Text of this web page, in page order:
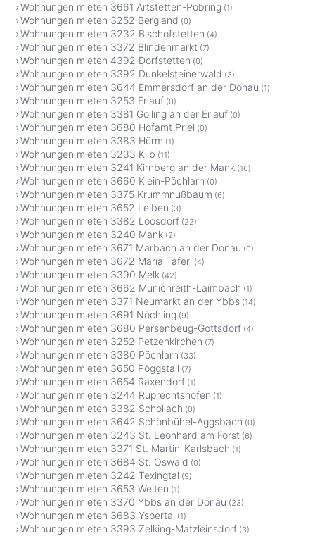
Wohnungen mieten 3661 Artstetten-Pöbring (1)
Wohnungen mieten 3252 Bergland (0)
Wohnungen mieten 3232 Bischofstetten (4)
Wohnungen mieten 3372 Blindenmarkt (7)
Wohnungen mieten 4392 Dorfstetten (0)
Wohnungen mieten 3392 Dunkelsteinerwald (3)
Wohnungen mieten 3644 Emmersdorf an der Donau (1)
Wohnungen mieten 3253 Erlauf (0)
Wohnungen mieten 3381 Golling an der Erlauf (0)
Wohnungen mieten 3680 Hofamt Priel (0)
Wohnungen mieten 3383 Hürm (1)
Wohnungen mieten 3233 Kilb (11)
Wohnungen mieten 3241 Kirnberg an der Mank (16)
Wohnungen mieten 3660 Klein-Pöchlarn (0)
Wohnungen mieten 3375 Krummnußbaum (6)
Wohnungen mieten 3652 Leiben (3)
Wohnungen mieten 3382 Loosdorf (22)
Wohnungen mieten 3240 Mank (2)
Wohnungen mieten 3671 Marbach an der Donau (0)
Wohnungen mieten 3672 Maria Taferl (4)
Wohnungen mieten 3390 Melk (42)
Wohnungen mieten 3662 Münichreith-Laimbach (1)
Wohnungen mieten 3371 Neumarkt an der Ybbs (14)
Wohnungen mieten 3691 Nöchling (9)
Wohnungen mieten 3680 Persenbeug-Gottsdorf (4)
Wohnungen mieten 3252 Petzenkirchen (7)
Wohnungen mieten 3380 Pöchlarn (33)
Wohnungen mieten 3650 Pöggstall (7)
Wohnungen mieten 3654 Raxendorf (1)
Wohnungen mieten 3244 Ruprechtshofen (1)
Wohnungen mieten 3382 Schollach (0)
Wohnungen mieten 3642 Schönbühel-Aggsbach (0)
Wohnungen mieten 3243 St. Leonhard am Forst (6)
Wohnungen mieten 3371 St. Martin-Karlsbach (1)
Wohnungen mieten 3684 St. Oswald (0)
Wohnungen mieten 3242 Texingtal (9)
Wohnungen mieten 3653 Weiten (1)
Wohnungen mieten 3370 Ybbs an der Donau (23)
Wohnungen mieten 3683 Yspertal (1)
Wohnungen mieten 3393 Zelking-Matzleinsdorf (3)